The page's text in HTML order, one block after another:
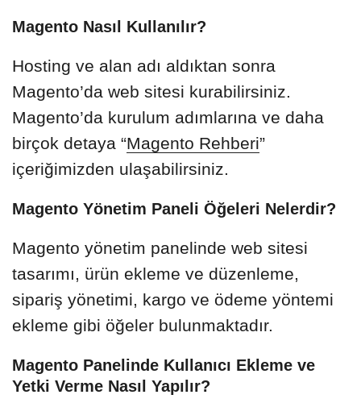
Magento Nasıl Kullanılır?
Hosting ve alan adı aldıktan sonra
Magento’da web sitesi kurabilirsiniz.
Magento’da kurulum adımlarına ve daha
birçok detaya “Magento Rehberi”
içeriğimizden ulaşabilirsiniz.
Magento Yönetim Paneli Öğeleri Nelerdir?
Magento yönetim panelinde web sitesi
tasarımı, ürün ekleme ve düzenleme,
sipariş yönetimi, kargo ve ödeme yöntemi
ekleme gibi öğeler bulunmaktadır.
Magento Panelinde Kullanıcı Ekleme ve
Yetki Verme Nasıl Yapılır?